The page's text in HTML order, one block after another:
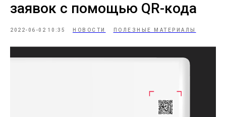
заявок с помощью QR-кода
2022-06-02 10:35 НОВОСТИ ПОЛЕЗНЫЕ МАТЕРИАЛЫ